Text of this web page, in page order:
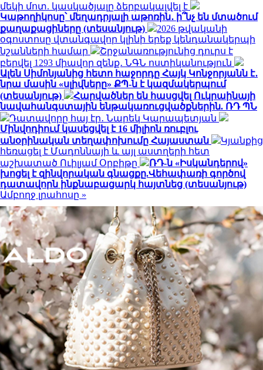
մեկի մոտ. կասկածյալը ձերբակալվել է
Կաթողիկոսը՝ մեղադրյալի աթոռին․ ի՞նչ են մտածում
քաղաքացիները (տեսանյութ)
2026 թվականի
օգոստոսը վտանգավոր կլինի երեք կենդանակերպի
նշանների համար
Շրջանառությունից դուրս է
բերվել 1293 միավոր զենք․ ՆԳՆ ոստիկանություն
Ալեն Սիմոնյանից հետո հաջորդը Հայկ Կոնջորյանն է․
նրա մասին «սլիվները» ՔՊ-ն է կազմակերպում
(տեսանյութ)
Հարվածներ են հասցվել Ուկրաինայի
նավահանգստային ենթակառուցվածքներին. ՌԴ ՊՆ
Դատավորը հայ էր․ Նարեկ Կարապետյան
Մինվոդիում կասեցվել է 16 միլիոն ռուբլու
անօրինական տեղափոխումը Հայաստան
Կյանքից
հեռացել է Մադոննայի և այլ աստղերի հետ
աշխատած Ուիլյամ Օրբիթը
ՌԴ-ն «Իսկանդերով»
խոցել է զինվորական գնացքը.Վեհափառի գործով
դատավորն ինքնաբացարկ հայտնեց (տեսանյութ)
Ամբողջ լրահոսը »